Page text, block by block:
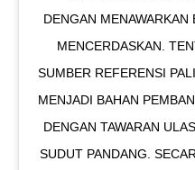
DENGAN MENAWARKAN
MENCERDASKAN.
SUMBER REFERENSI
MENJADI BAHAN
DENGAN TAWARAN
SUDUT PANDANG.